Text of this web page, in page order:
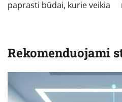
įrašų
paprasti būdai, kurie veikia
Rekomenduojami